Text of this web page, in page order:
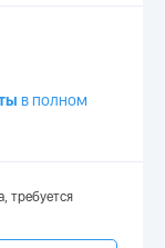
в полном
требуется